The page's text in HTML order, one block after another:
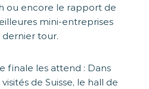
ou encore le rapport de
mini-entreprises
dernier tour.
finale les attend : Dans
de Suisse, le hall de